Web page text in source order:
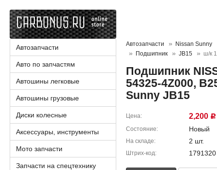
Автозапчасти
Nissan Sunny
Подшипник
JB15 ш/к
Подшипник
54325-4Z000,
Sunny JB15
Цена 2,200 Р
Состояние Новый
На складе 2 шт.
Штрих-код 1791320
Автозапчасти
Авто по запчастям
Автошины легковые
Автошины грузовые
Диски колесные
Аксессуары, инструменты
Мото запчасти
Запчасти на спецтехнику